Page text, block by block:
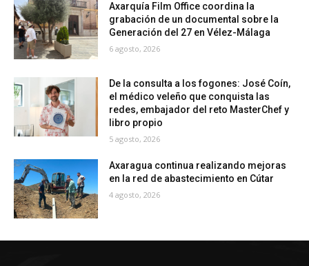
Axarquía Film Office coordina la
grabación de un documental sobre la
Generación del 27 en Vélez-Málaga
6 agosto, 2026
De la consulta a los fogones: José Coín,
el médico veleño que conquista las
redes, embajador del reto MasterChef y
libro propio
5 agosto, 2026
Axaragua continua realizando mejoras
en la red de abastecimiento en Cútar
4 agosto, 2026